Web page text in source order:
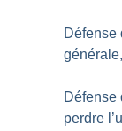
Défense
Défense
perdre